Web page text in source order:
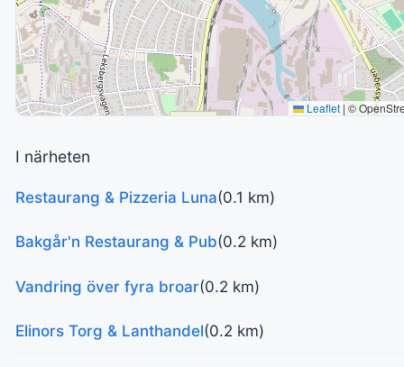
Leaflet | ©
I närheten
Restaurang & Pizzeria Luna(0.1 km)
Bakgår'n Restaurang & Pub(0.2 km)
Vandring över fyra broar(0.2 km)
Elinors Torg & Lanthandel(0.2 km)